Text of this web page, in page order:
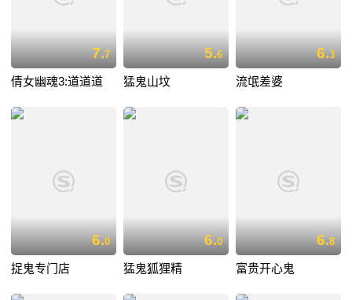
7.7
倩女幽魂3:道道道
5.6
猛鬼山坟
6.3
流氓差婆
6.0
捉鬼专门店
6.0
猛鬼狐狸精
6.8
富贵开心鬼